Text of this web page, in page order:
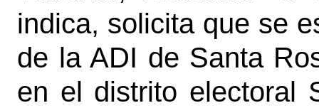
indica, solicita que se
de la ADI de Santa
en el distrito electoral